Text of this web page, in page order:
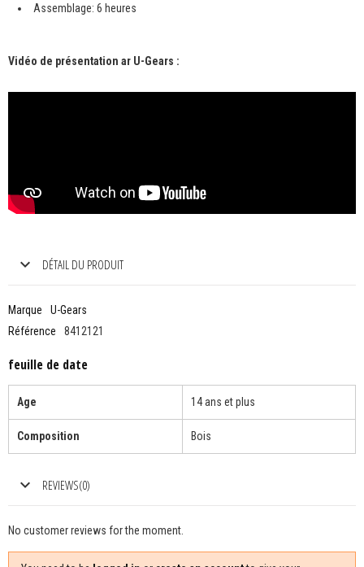
Assemblage: 6 heures
Vidéo de présentation ar U-Gears :
DÉTAIL DU PRODUIT
Marque
U-Gears
Référence
8412121
feuille de date
Age 14 ans et plus
Composition Bois
REVIEWS(0)
No customer reviews for the moment.